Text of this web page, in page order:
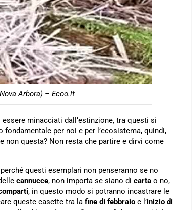
Arbora) – Ecoo.it
minacciati dall’estinzione, tra questi si
per noi e per l’ecosistema, quindi,
questa? Non resta che partire e dirvi come
questi esemplari non penseranno se no
cannucce, non importa se siano di carta o no,
, in questo modo si potranno incastrare le
queste casette tra la fine di febbraio e l’inizio di